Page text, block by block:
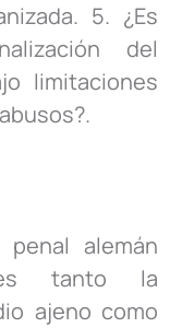
5. ¿Es
del
limitaciones
alemán
tanto la
ajeno como